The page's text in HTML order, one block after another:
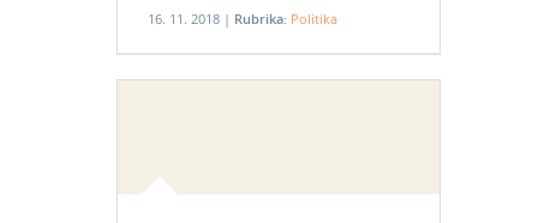
smrtící. K odhalení jeho slabých
míst bylo zapotřebí získat
netknutý stroj. A přesně to byl
úkol pro majora Douglase
16. 11. 2018 | Rubrika: Politika